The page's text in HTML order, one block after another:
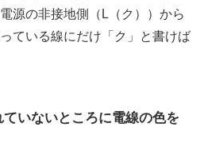
源の非接地側（L（ク））から
ている線にだけ「ク」と書けば
いないところに電線の色を